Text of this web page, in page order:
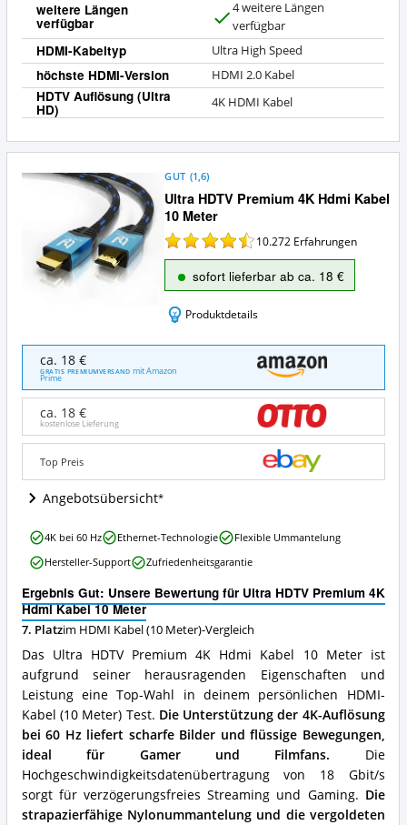
weitere Längen
verfügbar
a
4 weitere Längen
verfügbar
HDMI-Kabeltyp Ultra High Speed
höchste HDMI-Version HDMI 2.0 Kabel
HDTV Auflösung (Ultra
HD) 4K HDMI Kabel
Ultra HDTV Premium 4K Hdmi Kabel
10 Meter
GUT (1,6)
10.272 Erfahrungen
sofort lieferbar ab ca. 18 €
Produktdetails
Ultra
HDTV
Premium
4K
Hdmi
Kabel
10
Meter
Angebote:
Wo
dieses
HDMI
Kabel
Meter)
erhältlich?
ca. 18 €
GRATIS PREMIUMVERSAND mit Amazon
Prime
ca. 18 €
kostenlose Lieferung
Top Preis
Angebotsübersicht
Ergebnis Gut: Unsere Bewertung für Ultra HDTV Premium 4K
Hdmi Kabel 10 Meter
7. Platzim HDMI Kabel (10 Meter)-Vergleich
Das Ultra HDTV Premium 4K Hdmi Kabel 10 Meter ist
aufgrund seiner herausragenden Eigenschaften und
Leistung eine Top-Wahl in deinem persönlichen HDMI-
Kabel (10 Meter) Test. Die Unterstützung der 4K-Auflösung
bei 60 Hz liefert scharfe Bilder und flüssige Bewegungen,
ideal für Gamer und Filmfans. Die
Hochgeschwindigkeitsdatenübertragung von 18 Gbit/s
sorgt für verzögerungsfreies Streaming und Gaming. Die
strapazierfähige Nylonummantelung und die vergoldeten
Ultra
HDTV
Premium
Hdmi
Kabel
10
Meter
Vorteile:
Was
spricht
für
dieses
HDMI
Kabel
(10
Meter)?
4K bei 60 Hz Ethernet-Technologie
Flexible Ummantelung
Hersteller-Support
Zufriedenheitsgarantie